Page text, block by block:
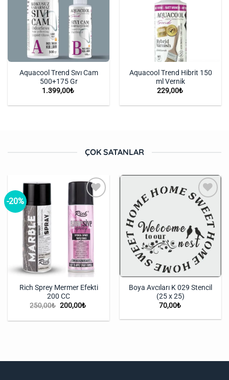
Ekle
Aquacool Trend Sıvı Cam
500+175 Gr
1.399,00₺
Aquacool Trend Hibrit 150
ml Vernik
229,00₺
ÇOK SATANLAR
-20%
İstek
Listeme
Ekle
Rich Sprey Mermer Efekti
200 CC
250,00₺ Orijinal
fiyat:
200,00₺Şu
İstek
Listeme
Ekle
Boya Avcıları K 029 Stencil
(25 x 25)
70,00₺